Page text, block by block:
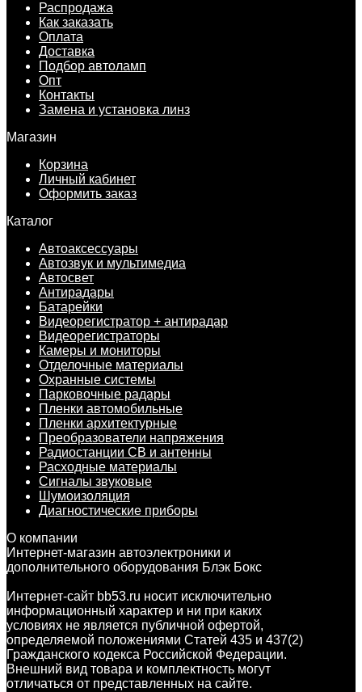
Распродажа
Как заказать
Оплата
Доставка
Подбор автоламп
Опт
Контакты
Замена и установка линз
Магазин
Корзина
Личный кабинет
Оформить заказ
Каталог
Автоаксессуары
Автозвук и мультимедиа
Автосвет
Антирадары
Батарейки
Видеорегистратор + антирадар
Видеорегистраторы
Камеры и мониторы
Отделочные материалы
Охранные системы
Парковочные радары
Пленки автомобильные
Пленки архитектурные
Преобразователи напряжения
Радиостанции CB и антенны
Расходные материалы
Сигналы звуковые
Шумоизоляция
Диагностические приборы
О компании
Интернет-магазин автоэлектроники и
дополнительного оборудования Блэк Бокс
Интернет-сайт bb53.ru носит исключительно
информационный характер и ни при каких
условиях не является публичной офертой,
определяемой положениями Статей 435 и 437(2)
Гражданского кодекса Российской Федерации.
Внешний вид товара и комплектность могут
отличаться от представленных на сайте.